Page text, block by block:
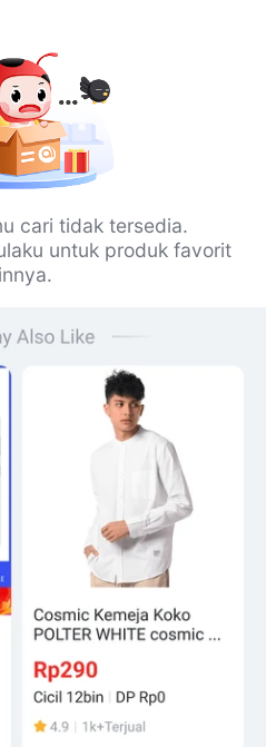
cari tidak tersedia.
untuk produk favorit